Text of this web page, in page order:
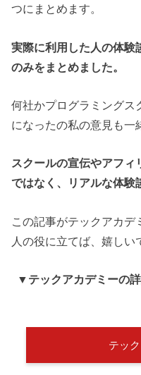
つにまとめます。
実際に利用した人の体験
のみをまとめました。
何社かプログラミングス
になったの私の意見も一
スクールの宣伝やアフ
ではなく、リアルな体験
この記事がテックアカデ
人の役に立てば、嬉しい
▼テックアカデミーの
テッ